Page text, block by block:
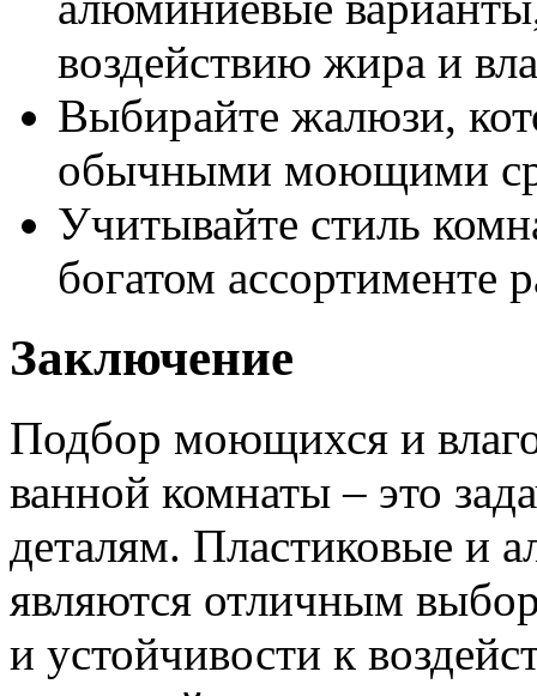
воздействию жира и
Выбирайте жалюзи,
обычными моющими
Учитывайте стиль
богатом ассортименте
Заключение
Подбор моющихся и
ванной комнаты – это
деталям. Пластиковые и
являются отличным
и устойчивости к